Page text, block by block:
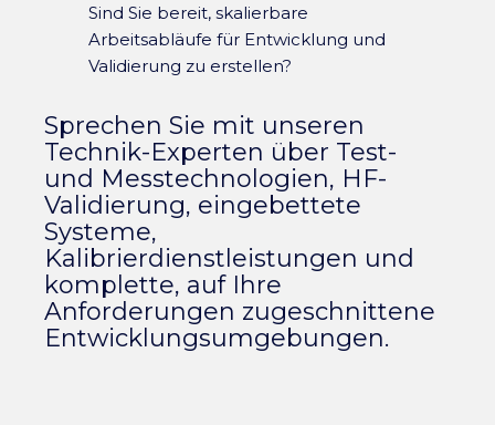
Sind Sie bereit, skalierbare
Arbeitsabläufe für Entwicklung und
Validierung zu erstellen?
Sprechen Sie mit unseren
Technik-Experten über Test-
und Messtechnologien, HF-
Validierung, eingebettete
Systeme,
Kalibrierdienstleistungen und
komplette, auf Ihre
Anforderungen zugeschnittene
Entwicklungsumgebungen.